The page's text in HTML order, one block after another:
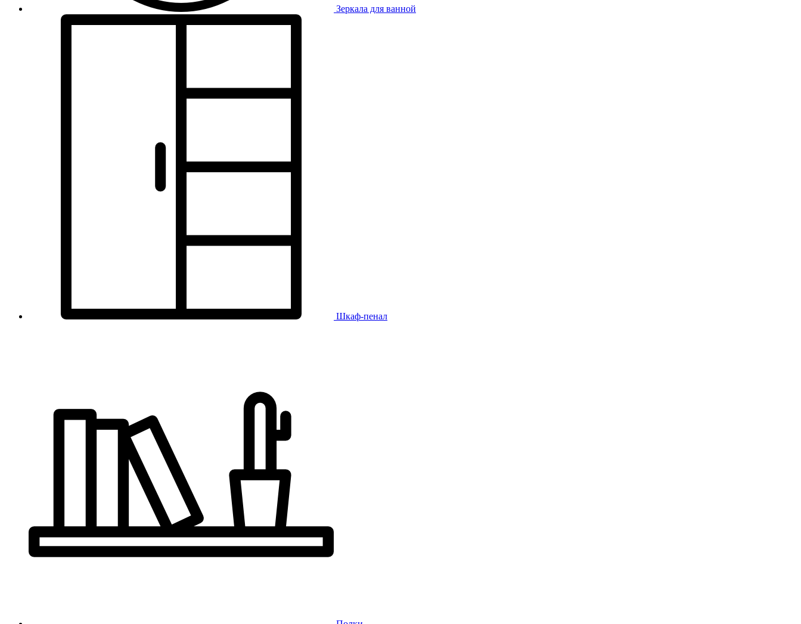
Зеркала для ванной
Шкаф-пенал